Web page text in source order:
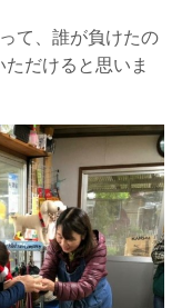
て、誰が負けたの
だけると思いま